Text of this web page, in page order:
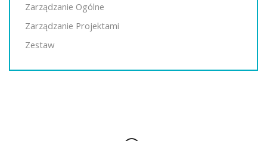
Zarządzanie Ogólne
Zarządzanie Projektami
Zestaw